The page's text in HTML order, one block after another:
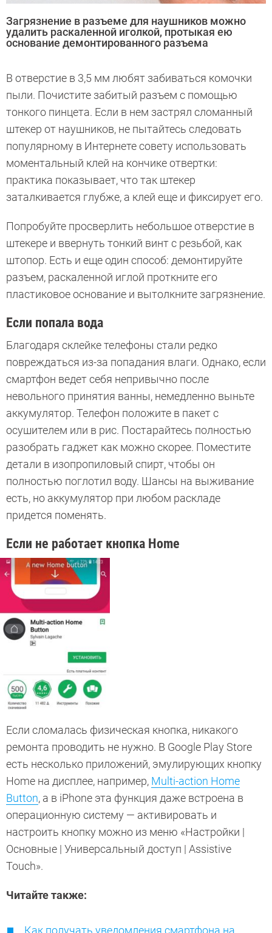
Загрязнение в разъеме для наушников можно
удалить раскаленной иголкой, протыкая ею
основание демонтированного разъема
В отверстие в 3,5 мм любят забиваться комочки
пыли. Почистите забитый разъем с помощью
тонкого пинцета. Если в нем застрял сломанный
штекер от наушников, не пытайтесь следовать
популярному в Интернете совету использовать
моментальный клей на кончике отвертки:
практика показывает, что так штекер
заталкивается глубже, а клей еще и фиксирует его.
Попробуйте просверлить небольшое отверстие в
штекере и ввернуть тонкий винт с резьбой, как
штопор. Есть и еще один способ: демонтируйте
разъем, раскаленной иглой проткните его
пластиковое основание и вытолкните загрязнение.
Если попала вода
Благодаря склейке телефоны стали редко
повреждаться из-за попадания влаги. Однако, если
смартфон ведет себя непривычно после
невольного принятия ванны, немедленно выньте
аккумулятор. Телефон положите в пакет с
осушителем или в рис. Постарайтесь полностью
разобрать гаджет как можно скорее. Поместите
детали в изопропиловый спирт, чтобы он
полностью поглотил воду. Шансы на выживание
есть, но аккумулятор при любом раскладе
придется поменять.
Если не работает кнопка Home
Если сломалась физическая кнопка, никакого
ремонта проводить не нужно. В Google Play Store
есть несколько приложений, эмулирующих кнопку
Home на дисплее, например, Multi-action Home
Button, а в iPhone эта функция даже встроена в
операционную систему — активировать и
настроить кнопку можно из меню «Настройки |
Основные | Универсальный доступ | Assistive
Touch».
Читайте также:
Как получать уведомления смартфона на